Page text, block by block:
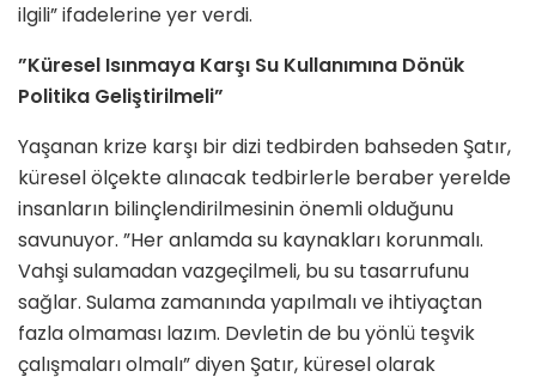
ilgili” ifadelerine yer verdi.
”Küresel Isınmaya Karşı Su Kullanımına Dönük
Politika Geliştirilmeli”
Yaşanan krize karşı bir dizi tedbirden bahseden Şatır,
küresel ölçekte alınacak tedbirlerle beraber yerelde
insanların bilinçlendirilmesinin önemli olduğunu
savunuyor. ”Her anlamda su kaynakları korunmalı.
Vahşi sulamadan vazgeçilmeli, bu su tasarrufunu
sağlar. Sulama zamanında yapılmalı ve ihtiyaçtan
fazla olmaması lazım. Devletin de bu yönlü teşvik
çalışmaları olmalı” diyen Şatır, küresel olarak